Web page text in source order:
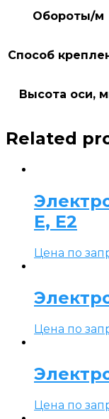
Обороты/м
Способ
Высота оси,
Related
Е, Е2
Цена по
Цена по
Цена по